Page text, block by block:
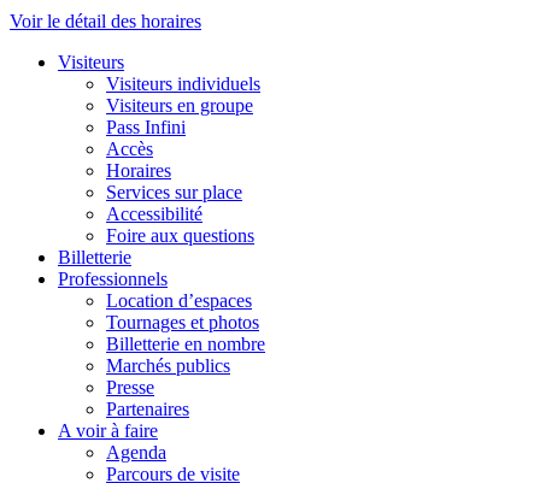
Voir le détail des horaires
Visiteurs
Visiteurs individuels
Visiteurs en groupe
Pass Infini
Accès
Horaires
Services sur place
Accessibilité
Foire aux questions
Billetterie
Professionnels
Location d’espaces
Tournages et photos
Billetterie en nombre
Marchés publics
Presse
Partenaires
A voir à faire
Agenda
Parcours de visite